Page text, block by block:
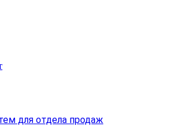
для отдела продаж